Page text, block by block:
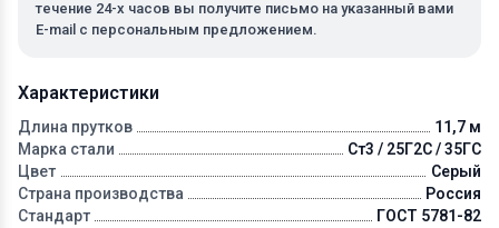
Характеристики
Длина прутков
11,7 м
Марка стали
Ст3 / 25Г2С / 35ГС
Цвет
Серый
Страна производства
Россия
Стандарт
ГОСТ 5781-82
течение 24-х часов вы получите письмо на указанный вами
E-mail с персональным предложением.